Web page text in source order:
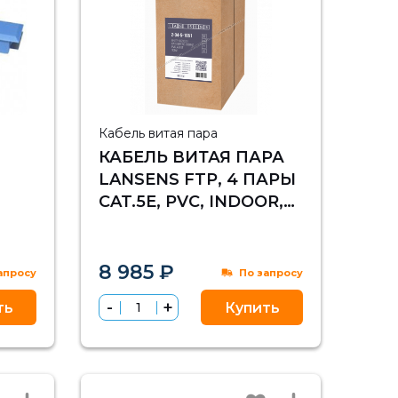
SC
Кабель витая пара
КАБЕЛЬ ВИТАЯ ПАРА
LANSENS FTP, 4 ПАРЫ
CAT.5E, PVC, INDOOR,
8 985 ₽ По запросу
Купить